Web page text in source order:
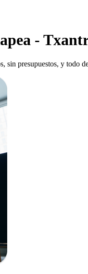
-
sin presupuestos, y todo